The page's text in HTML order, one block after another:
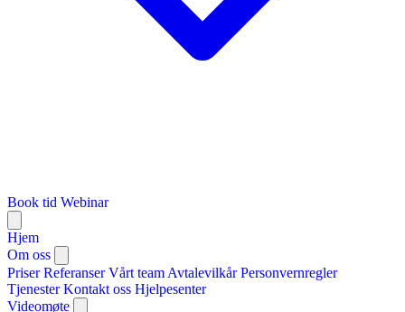
Book tid Webinar
Hjem
Om oss
Priser Referanser Vårt team Avtalevilkår Personvernregler
Tjenester Kontakt oss Hjelpesenter
Videomøte